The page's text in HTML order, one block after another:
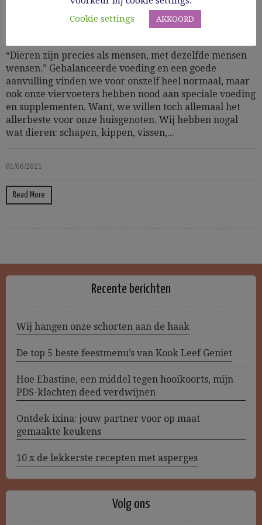
Huis, tuin & dier
“Dieren zijn precies als mensen, met dezelfde mensen
wensen.” Gebalanceerde voeding en een goede
aanvulling vinden we voor onszelf heel normaal, maar
ook onze viervoeters hebben nood aan speciale voeding
en supplementen. Want, we willen toch allemaal het
allerbeste voor onze huisgenoten. Wij hebben nogal
wat dieren: schapen, kippen, vissen,...
01/06/2021
Read More
Recente berichten
Wij hangen onze schorten aan de haak
De top 5 beste feestmenu’s van Kook Leef Geniet
Hoe Ebastine, een middel tegen hooikoorts, mijn
PDS-klachten deed verdwijnen
Ontdek ixina: jouw partner voor op maat
gemaakte keukens
10 x de lekkerste recepten met asperges
Volg ons
Cookie settings
AKKOORD